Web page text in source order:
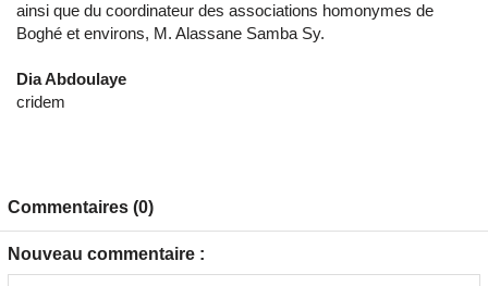
ainsi que du coordinateur des associations homonymes de
Boghé et environs, M. Alassane Samba Sy.
Dia Abdoulaye
cridem
Commentaires (0)
Nouveau commentaire :